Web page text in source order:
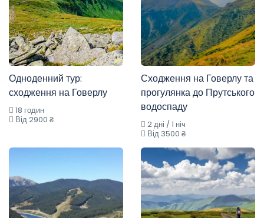
Одноденний тур:
сходження на Говерлу
18 годин
Від 2900 ₴
Сходження на Говерлу та
прогулянка до Прутського
водоспаду
2 дні / 1 ніч
Від 3500 ₴